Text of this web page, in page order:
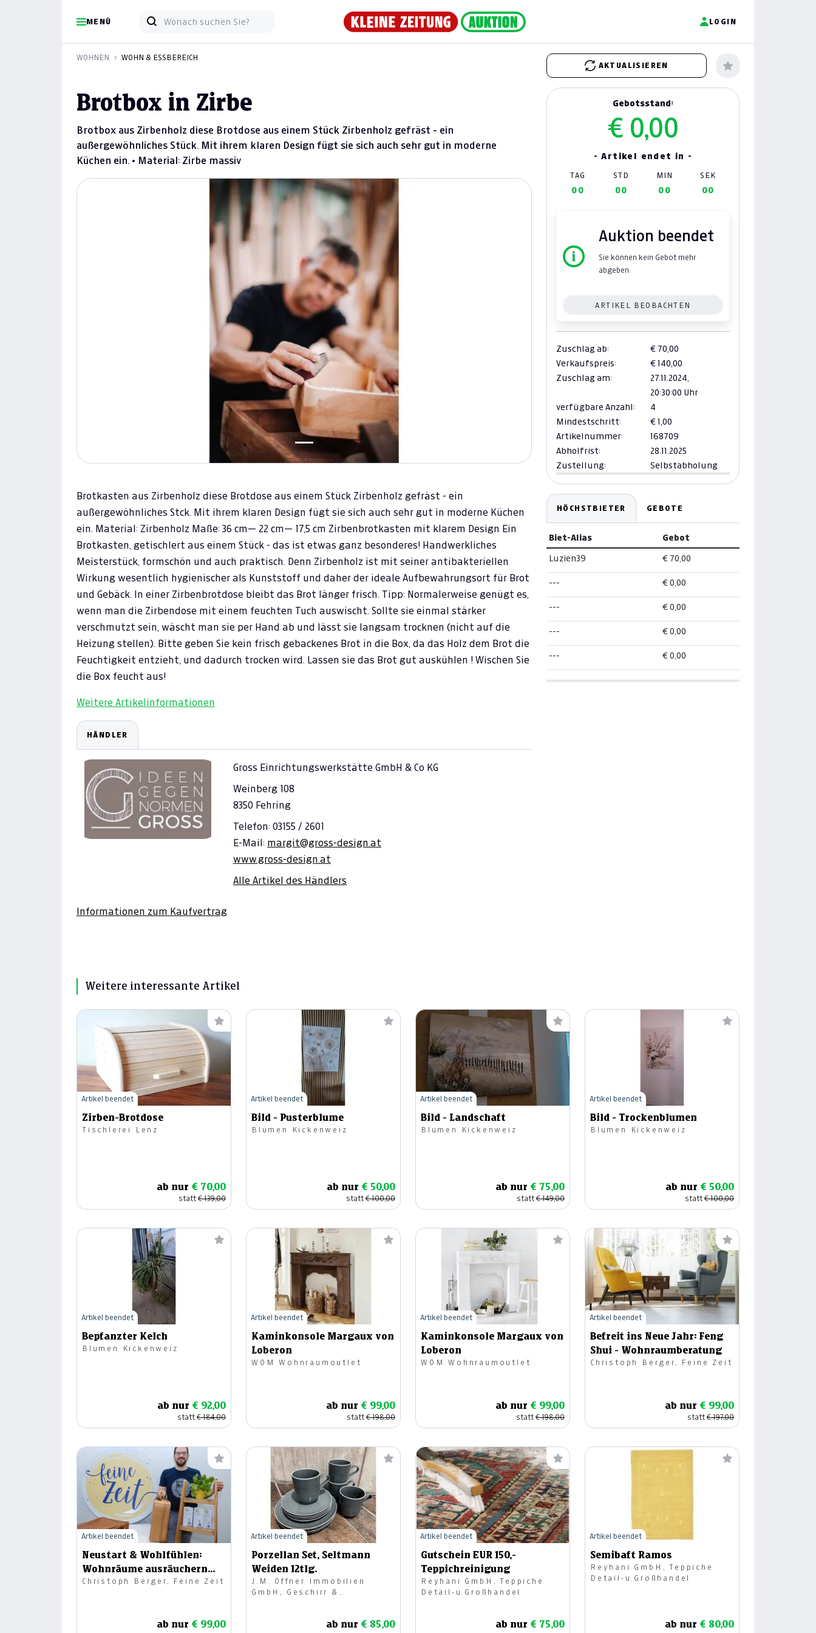
MENÜ LOGIN
WOHNEN
WOHN & ESSBEREICH
AKTUALISIEREN
Brotbox in Zirbe
Brotbox aus Zirbenholz diese Brotdose aus einem Stück Zirbenholz gefräst - ein
außergewöhnliches Stück. Mit ihrem klaren Design fügt sie sich auch sehr gut in moderne
Küchen ein. • Material: Zirbe massiv
Brotkasten aus Zirbenholz diese Brotdose aus einem Stück Zirbenholz gefräst - ein
außergewöhnliches Stck. Mit ihrem klaren Design fügt sie sich auch sehr gut in moderne Küchen
ein. Material: Zirbenholz Maße: 36 cm— 22 cm— 17,5 cm Zirbenbrotkasten mit klarem Design Ein
Brotkasten, getischlert aus einem Stück - das ist etwas ganz besonderes! Handwerkliches
Meisterstück, formschön und auch praktisch. Denn Zirbenholz ist mit seiner antibakteriellen
Wirkung wesentlich hygienischer als Kunststoff und daher der ideale Aufbewahrungsort für Brot
und Gebäck. In einer Zirbenbrotdose bleibt das Brot länger frisch. Tipp: Normalerweise genügt es,
wenn man die Zirbendose mit einem feuchten Tuch auswischt. Sollte sie einmal stärker
verschmutzt sein, wäscht man sie per Hand ab und lässt sie langsam trocknen (nicht auf die
Heizung stellen). Bitte geben Sie kein frisch gebackenes Brot in die Box, da das Holz dem Brot die
Feuchtigkeit entzieht, und dadurch trocken wird. Lassen sie das Brot gut auskühlen ! Wischen Sie
die Box feucht aus!
Weitere Artikelinformationen
HÄNDLER
Gross Einrichtungswerkstätte GmbH & Co KG
Weinberg 108
8350 Fehring
Telefon: 03155 / 2601
E-Mail: margit@gross-design.at
www.gross-design.at
Alle Artikel des Händlers
Informationen zum Kaufvertrag
Gebotsstand:
€ 0,00
- Artikel endet in -
TAG STD MIN SEK
00 00 00 00
Auktion beendet
Sie können kein Gebot mehr
abgeben.
ARTIKEL BEOBACHTEN
Zuschlag ab:
€ 70,00
Verkaufspreis:
€ 140,00
Zuschlag am:
27.11.2024,
20:30:00 Uhr
verfügbare Anzahl:
4
Mindestschritt:
€ 1,00
Artikelnummer:
168709
Abholfrist:
28.11.2025
Zustellung:
Selbstabholung
HÖCHSTBIETER GEBOTE
Biet-Alias Gebot
Luzien39 € 70,00
--- € 0,00
--- € 0,00
--- € 0,00
--- € 0,00
Weitere interessante Artikel
Zirben-Brotdose
Tischlerei Lenz
ab nur € 70,00
statt€ 139,00
Artikel beendet
Bild - Pusterblume
Blumen Kickenweiz
ab nur € 50,00
statt€ 100,00
Artikel beendet
Bild - Landschaft
Blumen Kickenweiz
ab nur € 75,00
statt€ 149,00
Artikel beendet
Bild - Trockenblumen
Blumen Kickenweiz
ab nur € 50,00
statt€ 100,00
Artikel beendet
Bepfanzter Kelch
Blumen Kickenweiz
ab nur € 92,00
statt€ 184,00
Artikel beendet
Kaminkonsole Margaux von
Loberon
WOM Wohnraumoutlet
ab nur € 99,00
statt€ 198,00
Artikel beendet
Kaminkonsole Margaux von
Loberon
WOM Wohnraumoutlet
ab nur € 99,00
statt€ 198,00
Artikel beendet
Befreit ins Neue Jahr: Feng
Shui - Wohnraumberatung
Christoph Berger, Feine Zeit
ab nur € 99,00
statt€ 197,00
Artikel beendet
Neustart & Wohlfühlen:
Wohnräume ausräuchern
und klären
Christoph Berger, Feine Zeit
ab nur € 99,00
Artikel beendet
Porzellan Set, Seltmann
Weiden 12tlg.
J.M. Offner Immobilien
GmbH, Geschirr &
ab nur € 85,00
Artikel beendet
Gutschein EUR 150,-
Teppichreinigung
Reyhani GmbH, Teppiche
Detail-u.Großhandel
ab nur € 75,00
Artikel beendet
Semibaft Ramos
Reyhani GmbH, Teppiche
Detail-u.Großhandel
ab nur € 80,00
Artikel beendet